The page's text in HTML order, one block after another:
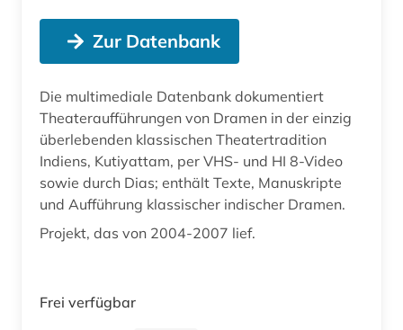
Zur Datenbank
Die multimediale Datenbank dokumentiert
Theateraufführungen von Dramen in der einzig
überlebenden klassischen Theatertradition
Indiens, Kutiyattam, per VHS- und HI 8-Video
sowie durch Dias; enthält Texte, Manuskripte
und Aufführung klassischer indischer Dramen.
Projekt, das von 2004-2007 lief.
Frei verfügbar